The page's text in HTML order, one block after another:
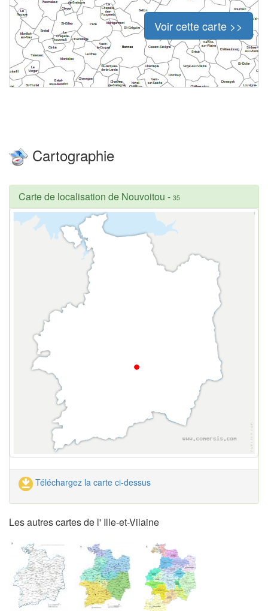
Voir cette carte >>
Cartographie
Carte de localisation de Nouvoitou - 35
Téléchargez la carte ci-dessus
Les autres cartes de l' Ille-et-Vilaine